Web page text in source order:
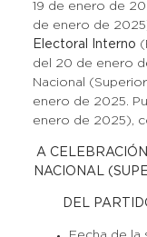
19 de enero de
de enero de
Electoral Interno
del 20 de enero
Nacional
enero de 2025.
enero de 2025),
A
NACIONAL
DEL